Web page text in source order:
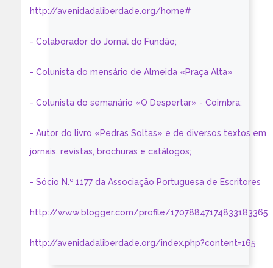
http://avenidadaliberdade.org/home#
- Colaborador do Jornal do Fundão;
- Colunista do mensário de Almeida «Praça Alta»
- Colunista do semanário «O Despertar» - Coimbra:
- Autor do livro «Pedras Soltas» e de diversos textos em
jornais, revistas, brochuras e catálogos;
- Sócio N.º 1177 da Associação Portuguesa de Escritores
http://www.blogger.com/profile/17078847174833183365
http://avenidadaliberdade.org/index.php?content=165